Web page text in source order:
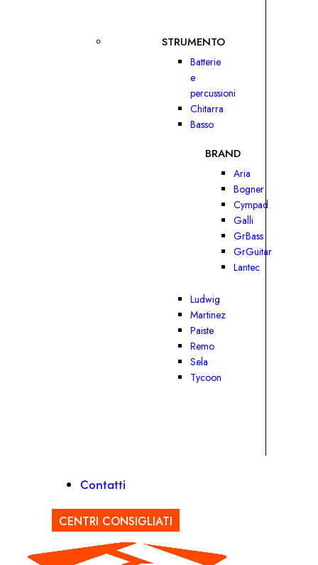
STRUMENTO
Batterie
e
percussioni
Chitarra
Basso
BRAND
Aria
Bogner
Cympad
Galli
GrBass
GrGuitar
Lantec
Ludwig
Martinez
Paiste
Remo
Sela
Tycoon
Contatti
CENTRI CONSIGLIATI